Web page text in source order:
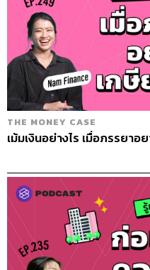
THE MONEY CASE
เม้มเงินอย่างไร เมื่อภรรยาอ